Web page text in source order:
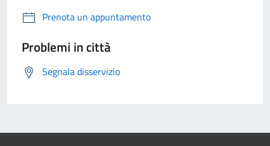
Prenota un appuntamento
Problemi in città
Segnala disservizio